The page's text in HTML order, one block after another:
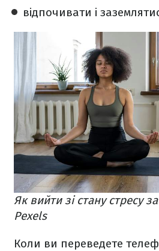
відпочивати і
Як вийти зі стану стресу
Pexels
Коли ви переведете